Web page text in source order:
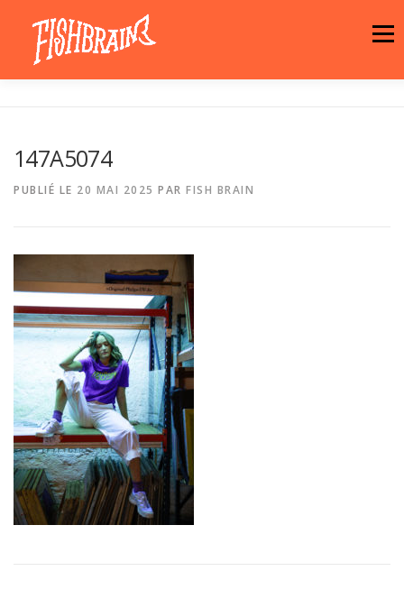
contenu
Menu
LA BOUTIQUE
147A5074
PUBLIÉ LE 20 MAI 2025 PAR FISH BRAIN